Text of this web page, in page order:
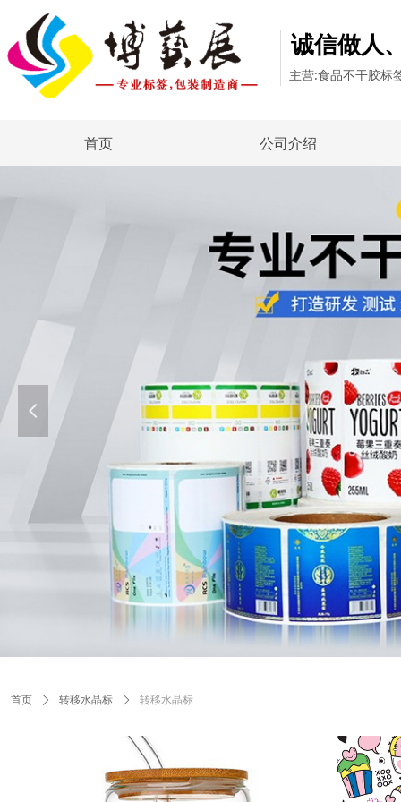
넳
主营:食品不干胶标
诚信做人
首页 公司介绍
首页 ꄲ 转移水晶标 ꄲ 转移水晶标